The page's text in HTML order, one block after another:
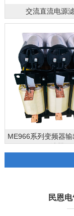
交流直流电源
ME966系列变频器输
波器
民恩